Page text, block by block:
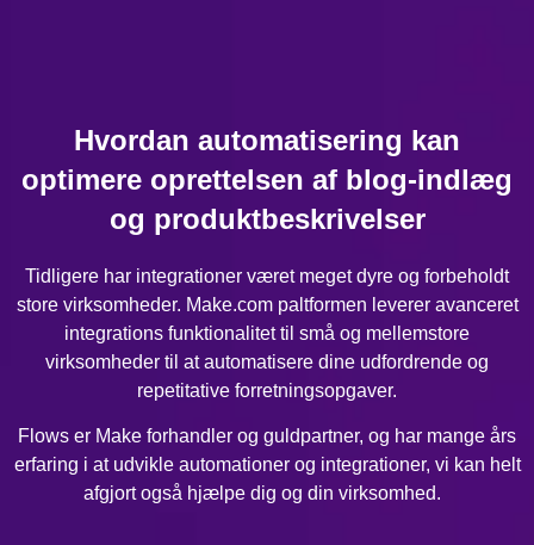
Hvordan automatisering kan
optimere oprettelsen af blog-indlæg
og produktbeskrivelser
Tidligere har integrationer været meget dyre og forbeholdt
store virksomheder. Make.com paltformen leverer avanceret
integrations funktionalitet til små og mellemstore
virksomheder til at automatisere dine udfordrende og
repetitative forretningsopgaver.
Flows er Make forhandler og guldpartner, og har mange års
erfaring i at udvikle automationer og integrationer, vi kan helt
afgjort også hjælpe dig og din virksomhed.